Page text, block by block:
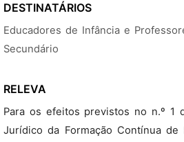
DESTINATÁRIOS
Educadores de Infância e
Secundário
RELEVA
Para os efeitos previstos no n.º 1
Jurídico da Formação Contínua